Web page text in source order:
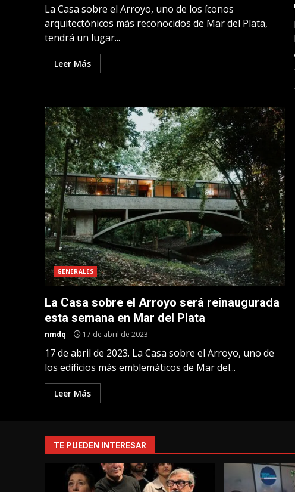
La Casa sobre el Arroyo, uno de los íconos
arquitectónicos más reconocidos de Mar del Plata,
tendrá un lugar...
Leer Más
GENERALES
La Casa sobre el Arroyo será reinaugurada
esta semana en Mar del Plata
nmdq 17 de abril de 2023
17 de abril de 2023. La Casa sobre el Arroyo, uno de
los edificios más emblemáticos de Mar del...
Leer Más
TE PUEDEN INTERESAR